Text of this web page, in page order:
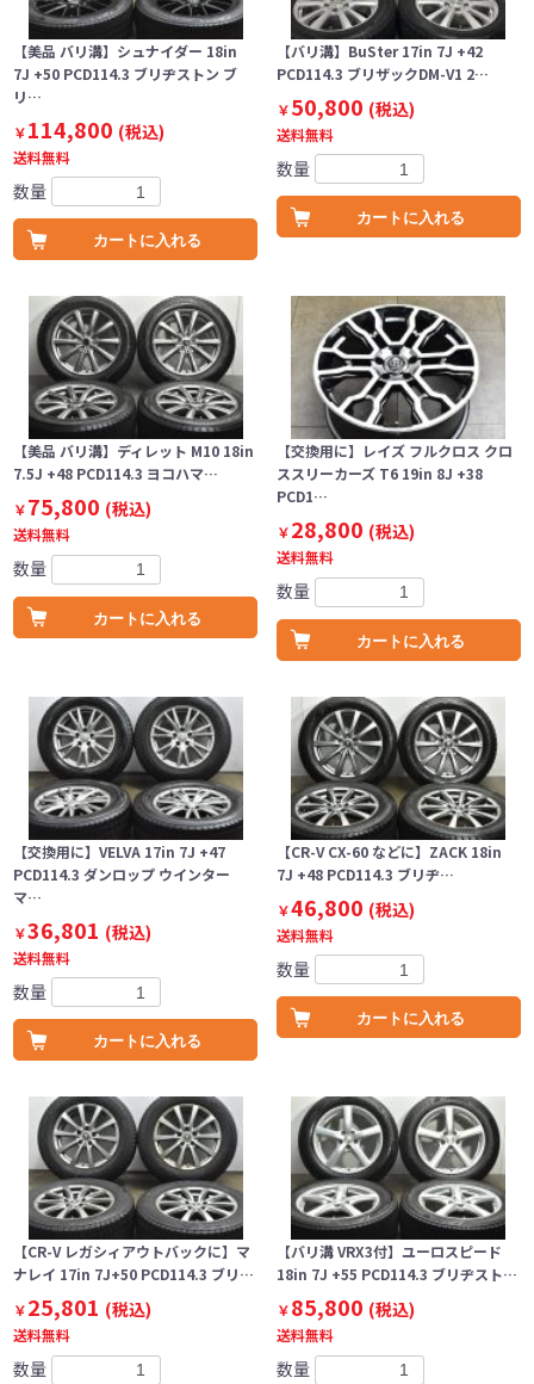
【美品 バリ溝】シュナイダー 18in
7J +50 PCD114.3 ブリヂストン ブ
リ…
￥114,800 (税込)
送料無料
数量
カートに入れる
【バリ溝】BuSter 17in 7J +42
PCD114.3 ブリザックDM-V1 2…
￥50,800 (税込)
送料無料
数量
カートに入れる
【美品 バリ溝】ディレット M10 18in
7.5J +48 PCD114.3 ヨコハマ…
￥75,800 (税込)
送料無料
数量
カートに入れる
【交換用に】レイズ フルクロス クロ
ススリーカーズ T6 19in 8J +38
PCD1…
￥28,800 (税込)
送料無料
数量
カートに入れる
【交換用に】VELVA 17in 7J +47
PCD114.3 ダンロップ ウインター
マ…
￥36,801 (税込)
送料無料
数量
カートに入れる
【CR-V CX-60 などに】ZACK 18in
7J +48 PCD114.3 ブリヂ…
￥46,800 (税込)
送料無料
数量
カートに入れる
【CR-V レガシィアウトバックに】マ
ナレイ 17in 7J+50 PCD114.3 ブリ…
￥25,801 (税込)
送料無料
数量
【バリ溝 VRX3付】ユーロスピード
18in 7J +55 PCD114.3 ブリヂスト…
￥85,800 (税込)
送料無料
数量